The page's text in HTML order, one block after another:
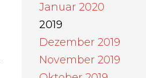
Januar 2020
2019
Dezember 2019
November 2019